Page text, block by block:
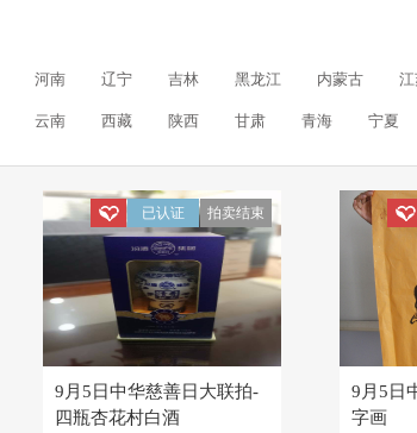
河南 辽宁 吉林 黑龙江 内蒙古
云南 西藏 陕西 甘肃 青海 宁夏
拍卖结束
已认证
9月5日中华慈善日大联拍-
四瓶杏花村白酒
9月5日
字画